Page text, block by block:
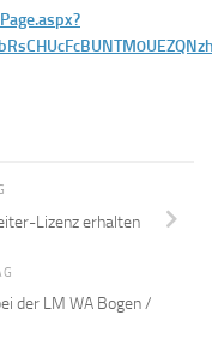
Lizenz erhalten
der LM WA Bogen /